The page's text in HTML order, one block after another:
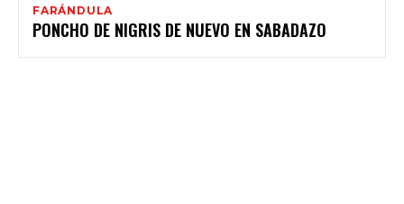
FARÁNDULA
PONCHO DE NIGRIS DE NUEVO EN SABADAZO